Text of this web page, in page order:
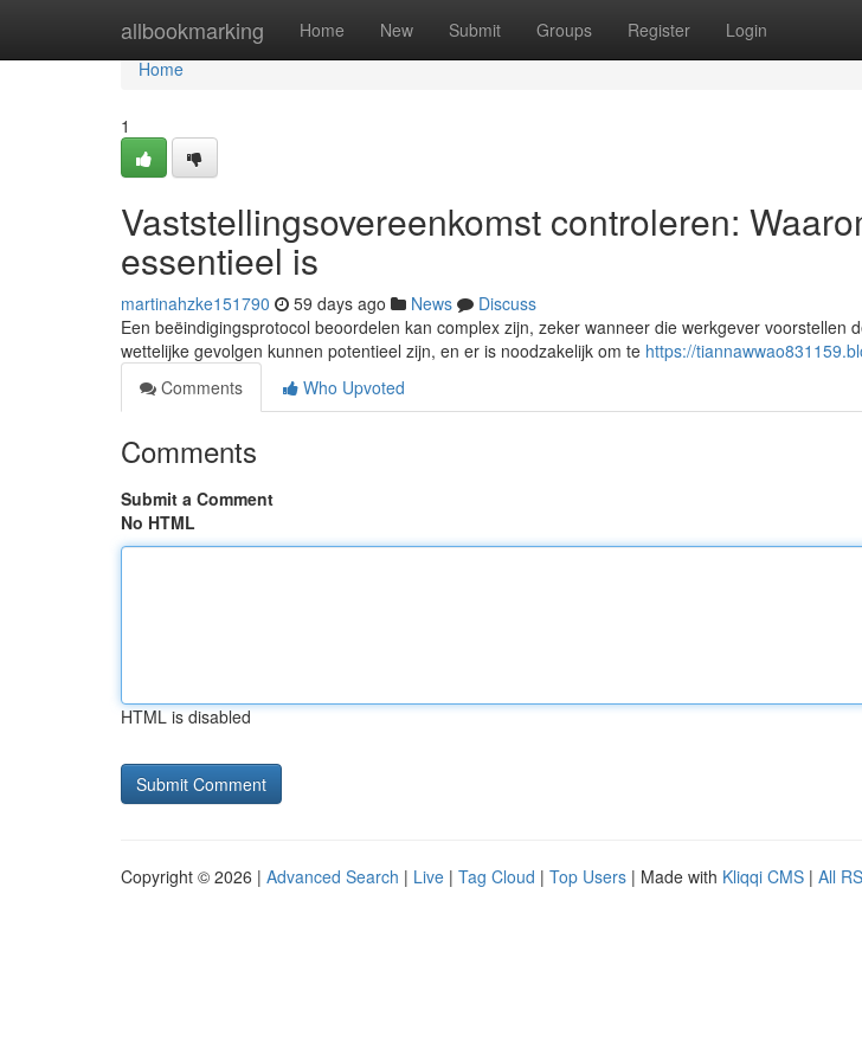
allbookmarking Home New Submit Groups Register Login
Home
Home
1
Vaststellingsovereenkomst controleren:
essentieel is
martinahzke151790 59 days ago News
Discuss
Een beëindigingsprotocol beoordelen kan complex zijn, zeker wanneer die werkgever voorstellen
wettelijke gevolgen kunnen potentieel zijn, en er is noodzakelijk om te https://
Comments
Who Upvoted
Comments
Submit a Comment
No HTML
HTML is disabled
Copyright © 2026 | Advanced Search | Live | Tag Cloud | Top Users | Made with Kliqqi CMS | All